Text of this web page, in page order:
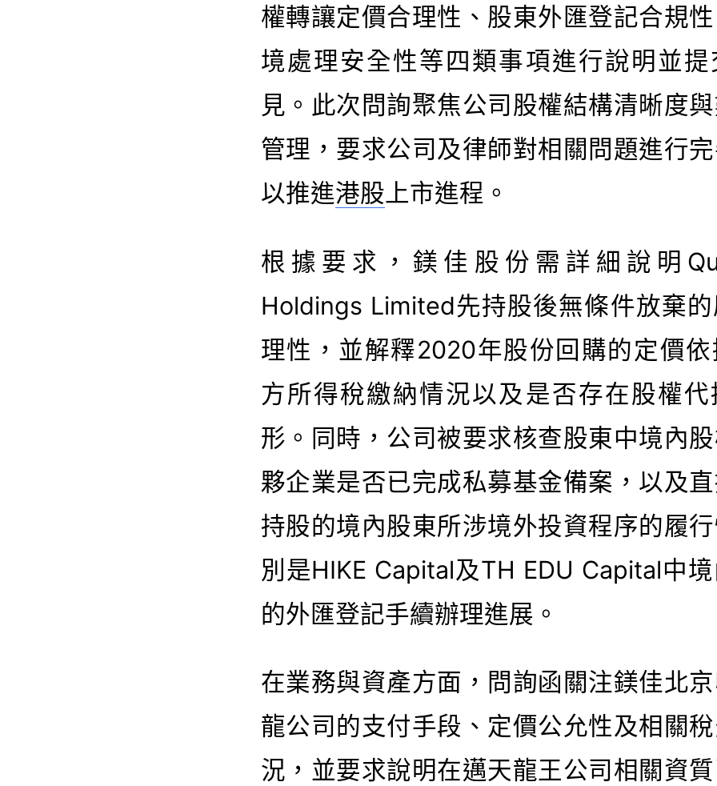
權轉讓定價合理性、股東外匯登記合規
境處理安全性等四類事項進行說明並提
見。此次問詢聚焦公司股權結構清晰度
管理，要求公司及律師對相關問題進行完
以推進港股 上市進程。
根據要求，鎂佳股份需詳細說明
Holdings Limited先持股後無條件放棄
理性，並解釋2020年股份回購的定價依
方所得稅繳納情況以及是否存在股權代
形。同時，公司被要求核查股東中境內
夥企業是否已完成私募基金備案，以及
持股的境內股東所涉境外投資程序的履
別是HIKE Capital及TH EDU Capital中
的外匯登記手續辦理進展。
在業務與資產方面，問詢函關注鎂佳北
龍公司的支付手段、定價公允性及相關
況，並要求說明在邁天龍王公司相關資